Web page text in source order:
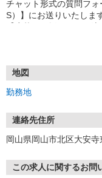
チャット形式の質問フ
S）】にお送りいたしま
1.応募…Webもしくはお
※実技試験はドライバー
地図
勤務地
連絡先住所
岡山県岡山市北区大安
この求人に関するお問